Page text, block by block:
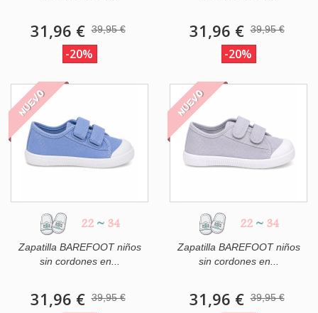
31,96 € 39,95 €
-20%
31,96 € 39,95 €
-20%
NUEVO
22 ~ 34
Zapatilla BAREFOOT niños
sin cordones en...
31,96 € 39,95 €
NUEVO
22 ~ 34
Zapatilla BAREFOOT niños
sin cordones en...
31,96 € 39,95 €